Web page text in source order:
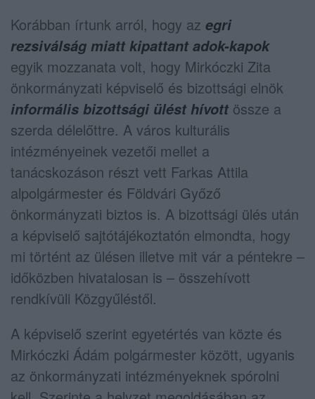
Korábban írtunk arról, hogy az egri
rezsiválság miatt kipattant adok-kapok
egyik mozzanata volt, hogy Mirkóczki Zita
önkormányzati képviselő és bizottsági elnök
informális bizottsági ülést hívott össze a
szerda délelőttre. A város kulturális
intézményeinek vezetői mellet a
tanácskozáson részt vett Farkas Attila
alpolgármester és Földvári Győző
önkormányzati biztos is. A bizottsági ülés után
a képviselő sajtótájékoztatón elmondta, hogy
mi történt az ülésen illetve mit vár a péntekre –
időközben hivatalosan is – összehívott
rendkívüli Közgyűléstől.
A képviselő szerint egyetértés van közte és
Mirkóczki Ádám polgármester között, ugyanis
az önkormányzati intézményeknek spórolni